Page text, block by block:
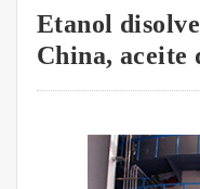
Etanol
China, aceite